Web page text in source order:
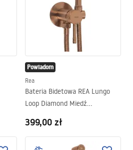
Powiadom
Rea
Bateria Bidetowa REA Lungo
Loop Diamond Miedź
399,00 zł